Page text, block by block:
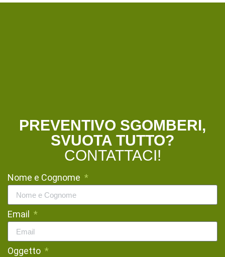
PREVENTIVO SGOMBERI,
SVUOTA TUTTO?
CONTATTACI!
Nome e Cognome
Email
Oggetto